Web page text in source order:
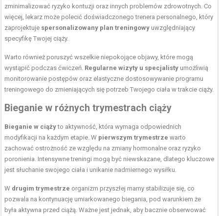
zminimalizować ryzyko kontuzji oraz innych problemów zdrowotnych. Co
więcej, lekarz może polecić doświadczonego trenera personalnego, który
zaprojektuje spersonalizowany plan treningowy uwzględniający
specyfikę Twojej ciąży.
Warto również poruszyć wszelkie niepokojące objawy, które mogą
wystąpić podczas ćwiczeń. Regularne wizyty u specjalisty umożliwią
monitorowanie postępów oraz elastyczne dostosowywanie programu
treningowego do zmieniających się potrzeb Twojego ciała w trakcie ciąży.
Bieganie w różnych trymestrach ciąży
Bieganie w ciążyto aktywność, która wymaga odpowiednich
modyfikacji na każdym etapie. W pierwszym trymestrze warto
zachować ostrożność ze względu na zmiany hormonalne oraz ryzyko
poronienia. Intensywne treningi mogą być niewskazane, dlatego kluczowe
jest słuchanie swojego ciała i unikanie nadmiernego wysiłku.
W drugim trymestrze organizm przyszłej mamy stabilizuje się, co
pozwala na kontynuację umiarkowanego biegania, pod warunkiem że
była aktywna przed ciążą. Ważne jest jednak, aby bacznie obserwować